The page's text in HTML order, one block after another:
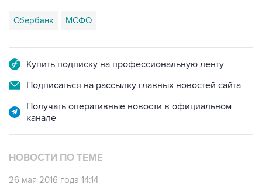
Сбербанк МСФО
Купить подписку на профессиональную ленту
Подписаться на рассылку главных новостей сайта
Получать оперативные новости в официальном
канале
НОВОСТИ ПО ТЕМЕ
26 мая 2016 года 14:14